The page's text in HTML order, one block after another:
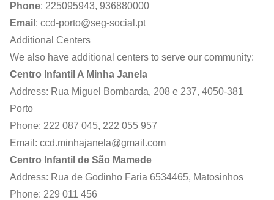
Phone: 225095943, 936880000
Email : ccd-porto@seg-social.pt
Additional Centers
We also have additional centers to serve our community:
Centro Infantil A Minha Janela
Address: Rua Miguel Bombarda, 208 e 237, 4050-381
Porto
Phone: 222 087 045, 222 055 957
Email: ccd.minhajanela@gmail.com
Centro Infantil de São Mamede
Address: Rua de Godinho Faria 6534465, Matosinhos
Phone: 229 011 456